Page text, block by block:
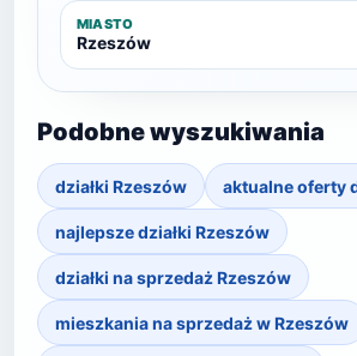
MIASTO
Rzeszów
Podobne wyszukiwania
działki Rzeszów aktualne oferty
najlepsze działki Rzeszów
działki na sprzedaż Rzeszów
mieszkania na sprzedaż w Rzeszów